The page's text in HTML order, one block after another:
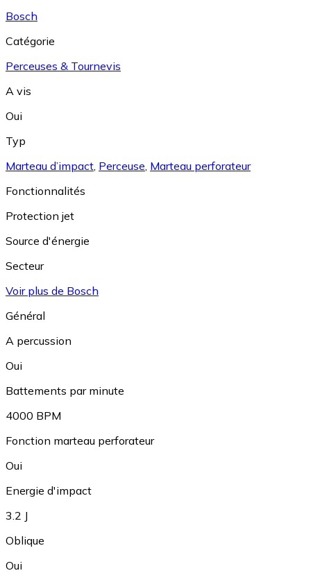
Bosch
Catégorie
Perceuses & Tournevis
A vis
Oui
Typ
Marteau d’impact Perceuse Marteau perforateur
Fonctionnalités
Protection jet
Source d'énergie
Secteur
Voir plus de Bosch
Général
A percussion
Oui
Battements par minute
4000 BPM
Fonction marteau perforateur
Oui
Energie d'impact
3.2 J
Oblique
Oui